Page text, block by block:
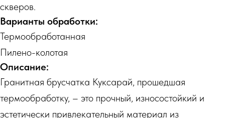
скверов.
Варианты обработки:
Термообработанная
Пилено-колотая
Описание:
Гранитная брусчатка Куксарай, прошедшая
термообработку, – это прочный, износостойкий и
эстетически привлекательный материал из